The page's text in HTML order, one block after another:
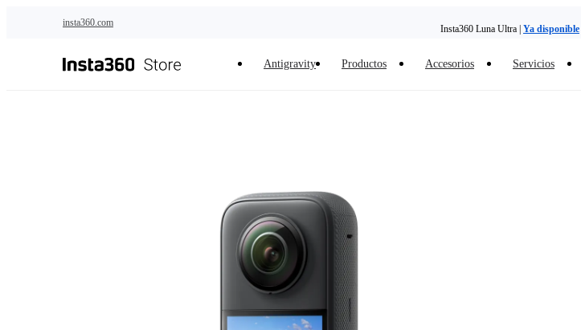
insta360.com
Insta360 Luna Ultra | Ya disponible
Antigravity Productos Accesorios Servicios